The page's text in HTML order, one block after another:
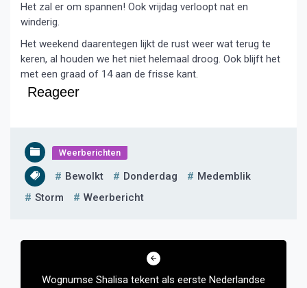
Het zal er om spannen! Ook vrijdag verloopt nat en
winderig.
Het weekend daarentegen lijkt de rust weer wat terug te
keren, al houden we het niet helemaal droog. Ook blijft het
met een graad of 14 aan de frisse kant.
Reageer
Weerberichten
Bewolkt Donderdag
Medemblik
Storm
Weerbericht
Bericht
Wognumse Shalisa tekent als eerste Nederlandse